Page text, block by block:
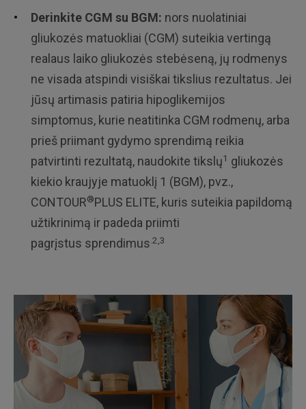
Derinkite CGM su BGM: nors nuolatiniai
gliukozės matuokliai (CGM) suteikia vertingą
realaus laiko gliukozės stebėseną, jų rodmenys
ne visada atspindi visiškai tikslius rezultatus. Jei
jūsų artimasis patiria hipoglikemijos
simptomus, kurie neatitinka CGM rodmenų, arba
prieš priimant gydymo sprendimą reikia
patvirtinti rezultatą, naudokite tikslų1 gliukozės
kiekio kraujyje matuoklį 1 (BGM), pvz.,
CONTOUR®PLUS ELITE, kuris suteikia papildomą
užtikrinimą ir padeda priimti
pagrįstus sprendimus .2,3